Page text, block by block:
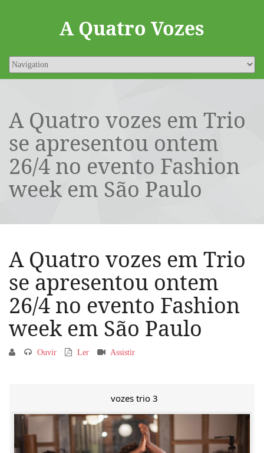
A Quatro Vozes
A Quatro vozes em Trio
se apresentou ontem
26/4 no evento Fashion
week em São Paulo
A Quatro vozes em Trio
se apresentou ontem
26/4 no evento Fashion
week em São Paulo
Ouvir Ler Assistir
vozes trio 3